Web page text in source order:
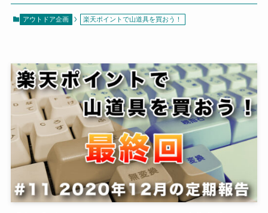
アウトドア企画 楽天ポイントで山道具を買おう！